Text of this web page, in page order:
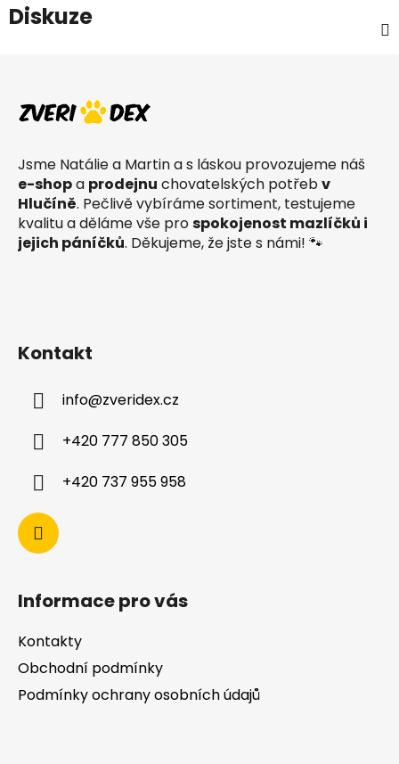
Diskuze
Jsme Natálie a Martin a s láskou provozujeme náš
e-shopa prodejnu chovatelských potřebv
Hlučíně. Pečlivě vybíráme sortiment, testujeme
kvalitu a děláme vše prospokojenost mazlíčků i
jejich páníčků. Děkujeme, že jste s námi! 🐾
Kontakt
info@zveridex.cz
+420 777 850 305
+420 737 955 958
Informace pro vás
Kontakty
Obchodní podmínky
Podmínky ochrany osobních údajů